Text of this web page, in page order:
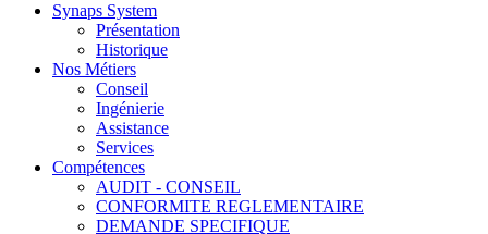
Synaps System
Présentation
Historique
Nos Métiers
Conseil
Ingénierie
Assistance
Services
Compétences
AUDIT - CONSEIL
CONFORMITE REGLEMENTAIRE
DEMANDE SPECIFIQUE